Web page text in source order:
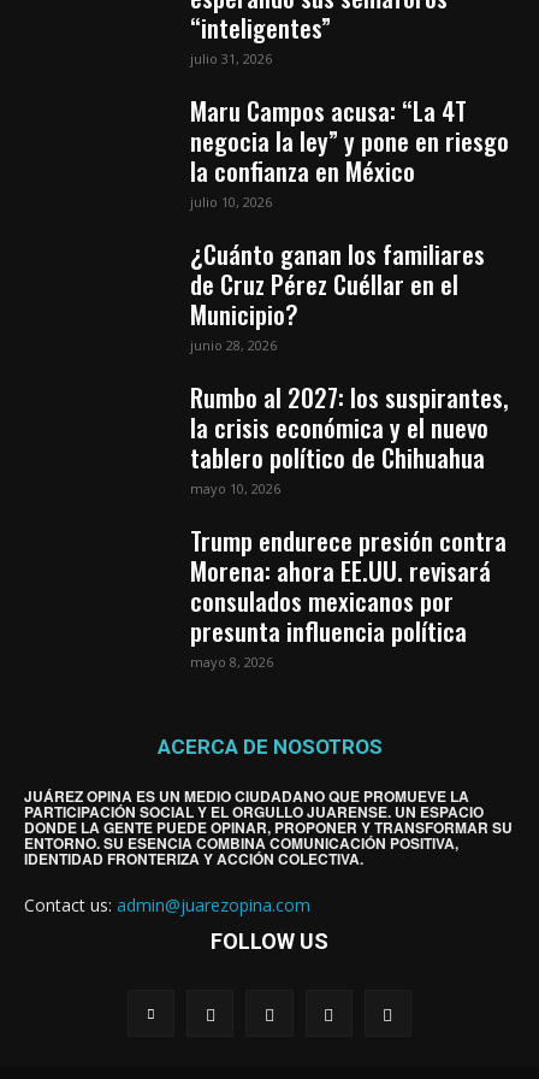
“inteligentes”
julio 31, 2026
Maru Campos acusa: “La 4T
negocia la ley” y pone en riesgo
la confianza en México
julio 10, 2026
¿Cuánto ganan los familiares
de Cruz Pérez Cuéllar en el
Municipio?
junio 28, 2026
Rumbo al 2027: los suspirantes,
la crisis económica y el nuevo
tablero político de Chihuahua
mayo 10, 2026
Trump endurece presión contra
Morena: ahora EE.UU. revisará
consulados mexicanos por
presunta influencia política
mayo 8, 2026
ACERCA DE NOSOTROS
JUÁREZ OPINA ES UN MEDIO CIUDADANO QUE PROMUEVE LA
PARTICIPACIÓN SOCIAL Y EL ORGULLO JUARENSE. UN ESPACIO
DONDE LA GENTE PUEDE OPINAR, PROPONER Y TRANSFORMAR SU
ENTORNO. SU ESENCIA COMBINA COMUNICACIÓN POSITIVA,
IDENTIDAD FRONTERIZA Y ACCIÓN COLECTIVA.
Contact us: admin@juarezopina.com
FOLLOW US